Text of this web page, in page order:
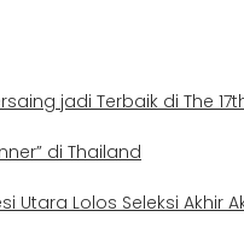
jadi Terbaik di The
di Thailand
Utara Lolos Seleksi Akhir